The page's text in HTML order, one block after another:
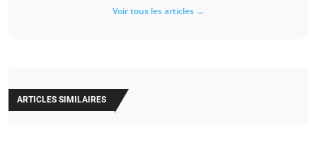
Voir tous les articles →
ARTICLES SIMILAIRES